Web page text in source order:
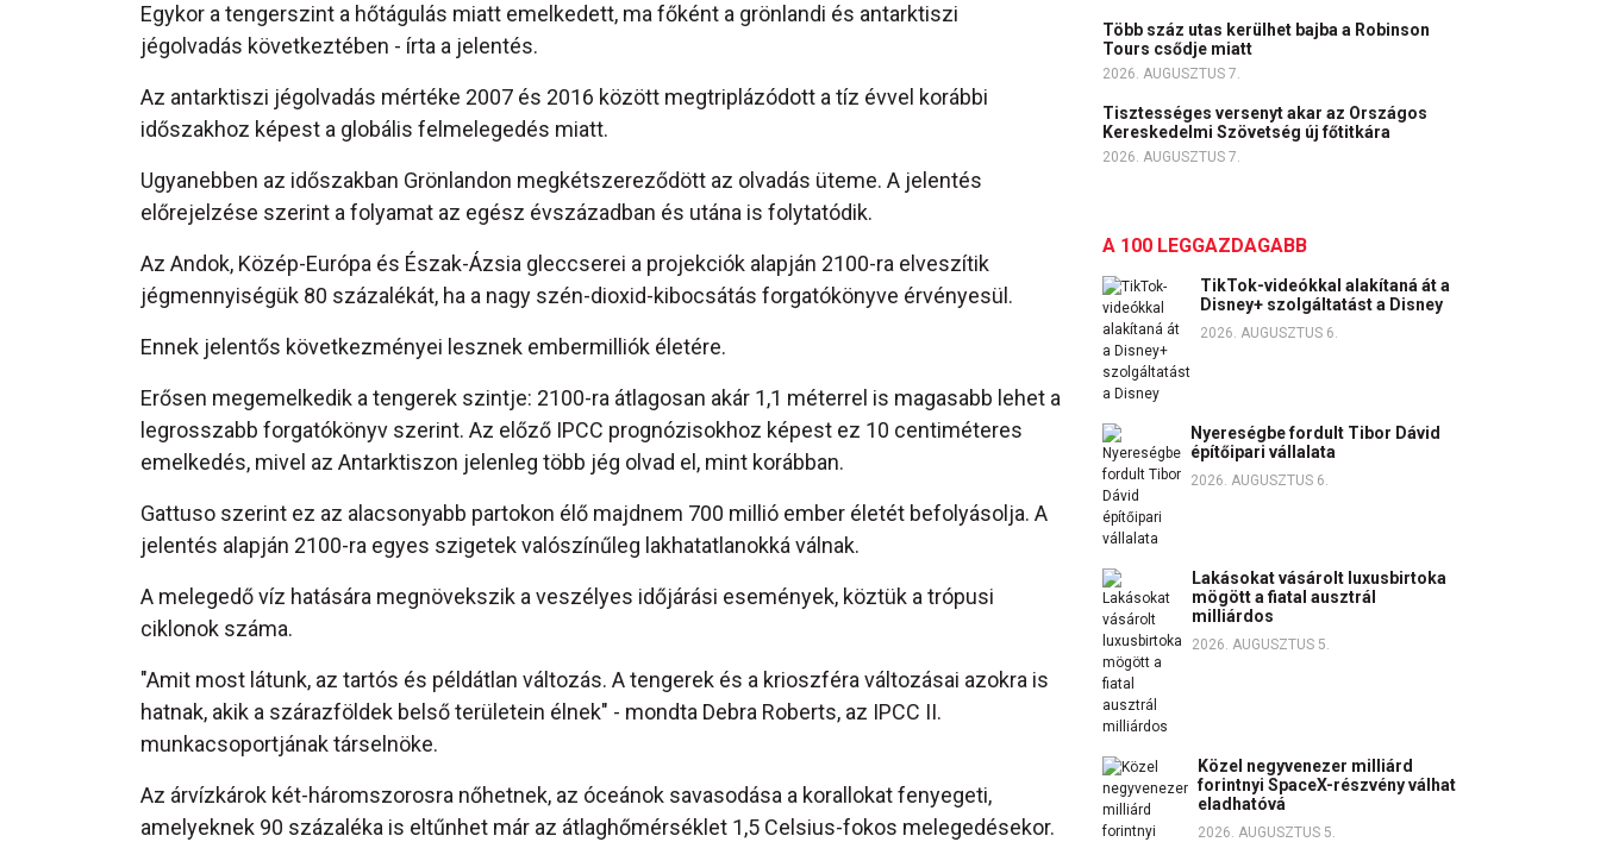
Egykor a tengerszint a hőtágulás miatt emelkedett, ma főként a grönlandi és antarktiszi
jégolvadás következtében - írta a jelentés.
Az antarktiszi jégolvadás mértéke 2007 és 2016 között megtriplázódott a tíz évvel korábbi
időszakhoz képest a globális felmelegedés miatt.
Ugyanebben az időszakban Grönlandon megkétszereződött az olvadás üteme. A jelentés
előrejelzése szerint a folyamat az egész évszázadban és utána is folytatódik.
Az Andok, Közép-Európa és Észak-Ázsia gleccserei a projekciók alapján 2100-ra elveszítik
jégmennyiségük 80 százalékát, ha a nagy szén-dioxid-kibocsátás forgatókönyve érvényesül.
Ennek jelentős következményei lesznek embermilliók életére.
Erősen megemelkedik a tengerek szintje: 2100-ra átlagosan akár 1,1 méterrel is magasabb lehet a
legrosszabb forgatókönyv szerint. Az előző IPCC prognózisokhoz képest ez 10 centiméteres
emelkedés, mivel az Antarktiszon jelenleg több jég olvad el, mint korábban.
Gattuso szerint ez az alacsonyabb partokon élő majdnem 700 millió ember életét befolyásolja. A
jelentés alapján 2100-ra egyes szigetek valószínűleg lakhatatlanokká válnak.
A melegedő víz hatására megnövekszik a veszélyes időjárási események, köztük a trópusi
ciklonok száma.
"Amit most látunk, az tartós és példátlan változás. A tengerek és a krioszféra változásai azokra is
hatnak, akik a szárazföldek belső területein élnek" - mondta Debra Roberts, az IPCC II.
munkacsoportjának társelnöke.
Az árvízkárok két-háromszorosra nőhetnek, az óceánok savasodása a korallokat fenyegeti,
amelyeknek 90 százaléka is eltűnhet már az átlaghőmérséklet 1,5 Celsius-fokos melegedésekor.
Több száz utas kerülhet bajba a Robinson
Tours csődje miatt
2026. AUGUSZTUS 7.
Tisztességes versenyt akar az Országos
Kereskedelmi Szövetség új főtitkára
2026. AUGUSZTUS 7.
A 100 LEGGAZDAGABB
TikTok-videókkal alakítaná át a
Disney+ szolgáltatást a Disney
2026. AUGUSZTUS 6.
Nyereségbe fordult Tibor Dávid
építőipari vállalata
2026. AUGUSZTUS 6.
Lakásokat vásárolt luxusbirtoka
mögött a fiatal ausztrál
milliárdos
2026. AUGUSZTUS 5.
Közel negyvenezer milliárd
forintnyi SpaceX-részvény válhat
eladhatóvá
2026. AUGUSZTUS 5.